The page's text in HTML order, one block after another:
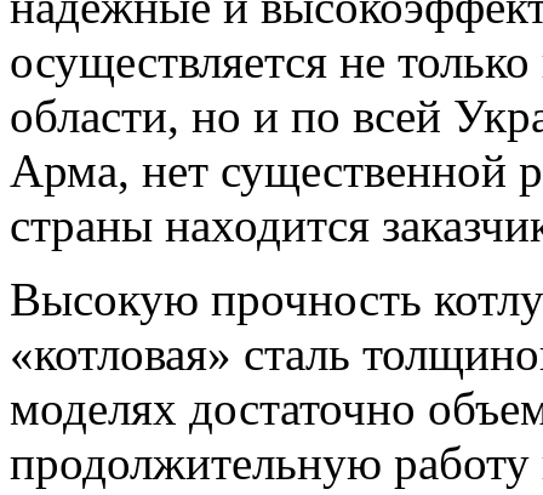
осуществляется не
области, но и по всей
Арма, нет существенной
страны находится
Высокую прочность
«котловая» сталь
моделях достаточно
продолжительную работу